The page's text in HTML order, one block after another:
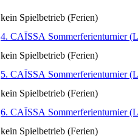
kein Spielbetrieb (Ferien)
4. CAÏSSA Sommerferienturnier
kein Spielbetrieb (Ferien)
5. CAÏSSA Sommerferienturnier
kein Spielbetrieb (Ferien)
6. CAÏSSA Sommerferienturnier
kein Spielbetrieb (Ferien)